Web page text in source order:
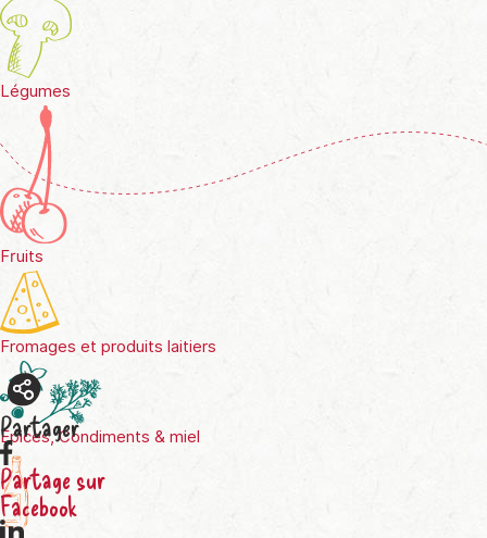
Légumes
Fruits
Fromages et produits laitiers
Épices, Condiments & miel
Partager
Partage sur
Facebook